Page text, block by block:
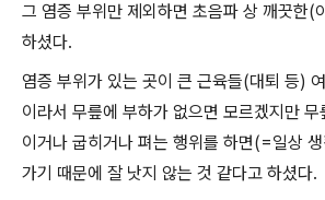
그 염증 부위만 제외하면 초음파 상 깨끗한(
하셨다.
염증 부위가 있는 곳이 큰 근육들(대퇴 등)
이라서 무릎에 부하가 없으면 모르겠지만
이거나 굽히거나 펴는 행위를 하면(=일상 생
가기 때문에 잘 낫지 않는 것 같다고 하셨다.